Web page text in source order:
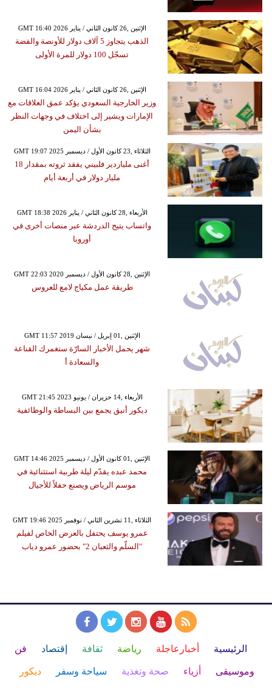
GMT 16:40 2026 الإثنين ,26 كانون الثاني / يناير
الذهب يتجاوز 5 آلاف دولار للأونصة والفضة
تسجّل 100 دولار للمرة الأولى
GMT 16:04 2026 الإثنين ,26 كانون الثاني / يناير
وزير الخارجية السعودي يؤكد عمق العلاقات مع
الإمارات ويشير إلى اختلاف في وجهات النظر
بشأن اليمن
GMT 19:07 2025 الثلاثاء ,23 كانون الأول / ديسمبر
أغنى ملياردير فلبيني يفقد ثروته بمقدار 18
مليار دولار في أربعة أيام
GMT 18:38 2026 الأربعاء ,28 كانون الثاني / يناير
واتساب يتيح الدردشة عبر منصات أخرى في
أوروبا
GMT 22:03 2020 الإثنين ,28 كانون الأول / ديسمبر
طريقة عمل مكياج لامع للعروس
GMT 11:57 2019 الإثنين ,01 إبريل / نيسان
شهر يحمل الأخبار السارّة ستغمرك القناعة
والسعادة أ
GMT 21:45 2023 الأربعاء ,14 حزيران / يونيو
ديكور أنيق يجمع بين البساطة والوظائفية
GMT 14:46 2025 الإثنين ,01 كانون الأول / ديسمبر
محمد عبده يقدّم ليلة طربية استثنائية في
موسم الرياض ويصنع حفلاً للأجيال
GMT 19:46 2025 الثلاثاء ,11 تشرين الثاني / نوفمبر
عمرو يوسف يحتفل بالعرض الخاص لفيلم
"السلّم والثعبان 2" بحضور عمرو دياب
الرئيسية أخبارعاجلة رياضة ثقافة إقتصاد فن
وموسيقى أزياء صحة وتغذية سياحة وسفر ديكور